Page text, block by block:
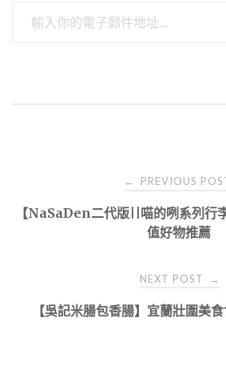
navigation
← PREVIOUS
【NaSaDen二代版||喵的咧系列行
值好物推薦
NEXT POST →
【吳記米腸包香腸 】宜蘭壯圍美